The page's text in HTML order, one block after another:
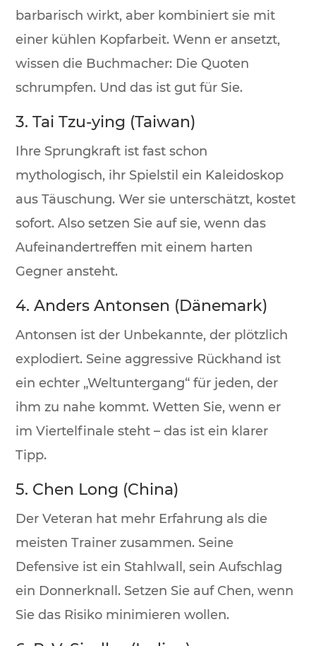
barbarisch wirkt, aber kombiniert sie mit
einer kühlen Kopfarbeit. Wenn er ansetzt,
wissen die Buchmacher: Die Quoten
schrumpfen. Und das ist gut für Sie.
3. Tai Tzu-ying (Taiwan)
Ihre Sprungkraft ist fast schon
mythologisch, ihr Spielstil ein Kaleidoskop
aus Täuschung. Wer sie unterschätzt, kostet
sofort. Also setzen Sie auf sie, wenn das
Aufeinandertreffen mit einem harten
Gegner ansteht.
4. Anders Antonsen (Dänemark)
Antonsen ist der Unbekannte, der plötzlich
explodiert. Seine aggressive Rückhand ist
ein echter „Weltuntergang“ für jeden, der
ihm zu nahe kommt. Wetten Sie, wenn er
im Viertelfinale steht – das ist ein klarer
Tipp.
5. Chen Long (China)
Der Veteran hat mehr Erfahrung als die
meisten Trainer zusammen. Seine
Defensive ist ein Stahlwall, sein Aufschlag
ein Donnerknall. Setzen Sie auf Chen, wenn
Sie das Risiko minimieren wollen.